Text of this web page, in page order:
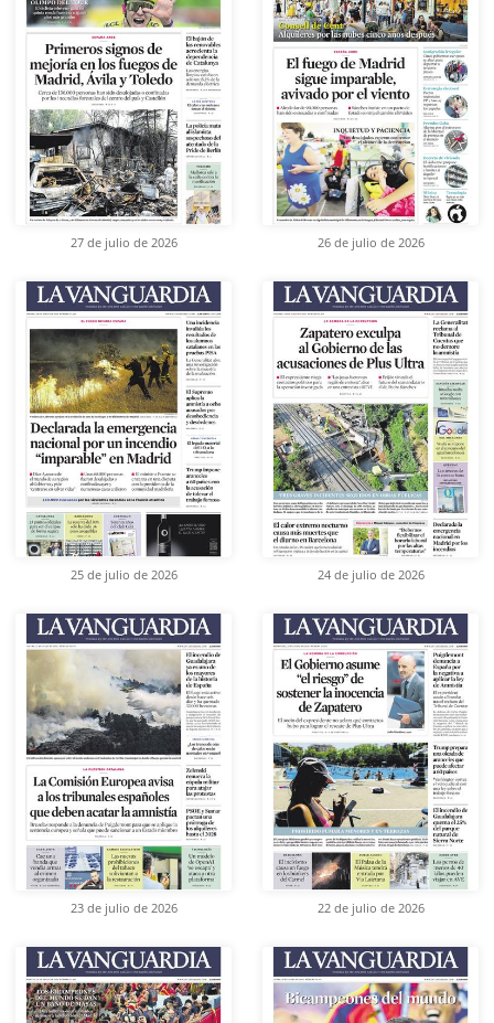
27 de julio de 2026 26 de julio de 2026
25 de julio de 2026 24 de julio de 2026
23 de julio de 2026 22 de julio de 2026